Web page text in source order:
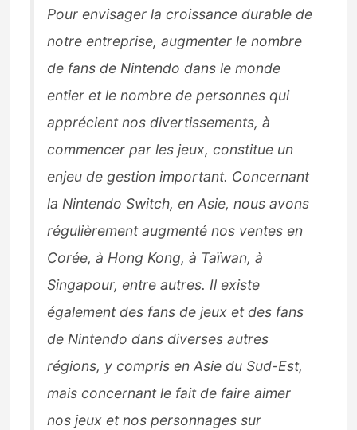
Pour envisager la croissance durable de
notre entreprise, augmenter le nombre
de fans de Nintendo dans le monde
entier et le nombre de personnes qui
apprécient nos divertissements, à
commencer par les jeux, constitue un
enjeu de gestion important. Concernant
la Nintendo Switch, en Asie, nous avons
régulièrement augmenté nos ventes en
Corée, à Hong Kong, à Taïwan, à
Singapour, entre autres. Il existe
également des fans de jeux et des fans
de Nintendo dans diverses autres
régions, y compris en Asie du Sud-Est,
mais concernant le fait de faire aimer
nos jeux et nos personnages sur